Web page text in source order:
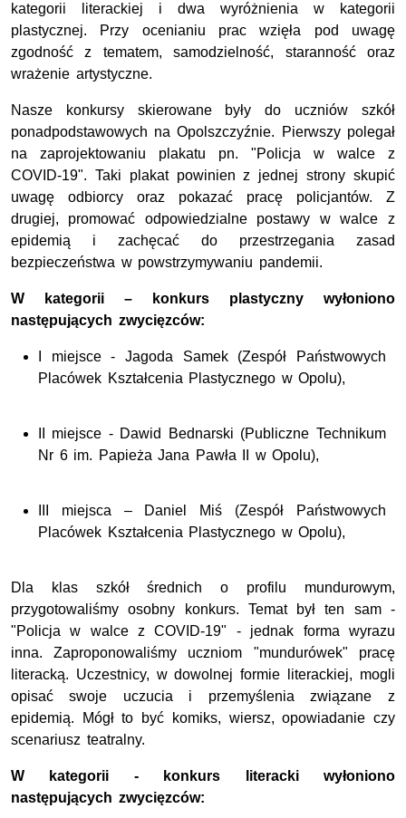
kategorii literackiej i dwa wyróżnienia w kategorii
plastycznej. Przy ocenianiu prac wzięła pod uwagę
zgodność z tematem, samodzielność, staranność oraz
wrażenie artystyczne.
Nasze konkursy skierowane były do uczniów szkół
ponadpodstawowych na Opolszczyźnie. Pierwszy polegał
na zaprojektowaniu plakatu pn. "Policja w walce z
COVID-19". Taki plakat powinien z jednej strony skupić
uwagę odbiorcy oraz pokazać pracę policjantów. Z
drugiej, promować odpowiedzialne postawy w walce z
epidemią i zachęcać do przestrzegania zasad
bezpieczeństwa w powstrzymywaniu pandemii.
W kategorii – konkurs plastyczny wyłoniono
następujących zwycięzców:
I miejsce - Jagoda Samek (Zespół Państwowych
Placówek Kształcenia Plastycznego w Opolu),
II miejsce - Dawid Bednarski (Publiczne Technikum
Nr 6 im. Papieża Jana Pawła II w Opolu),
III miejsca – Daniel Miś (Zespół Państwowych
Placówek Kształcenia Plastycznego w Opolu),
Dla klas szkół średnich o profilu mundurowym,
przygotowaliśmy osobny konkurs. Temat był ten sam -
"Policja w walce z COVID-19" - jednak forma wyrazu
inna. Zaproponowaliśmy uczniom "mundurówek" pracę
literacką. Uczestnicy, w dowolnej formie literackiej, mogli
opisać swoje uczucia i przemyślenia związane z
epidemią. Mógł to być komiks, wiersz, opowiadanie czy
scenariusz teatralny.
W kategorii - konkurs literacki wyłoniono
następujących zwycięzców: